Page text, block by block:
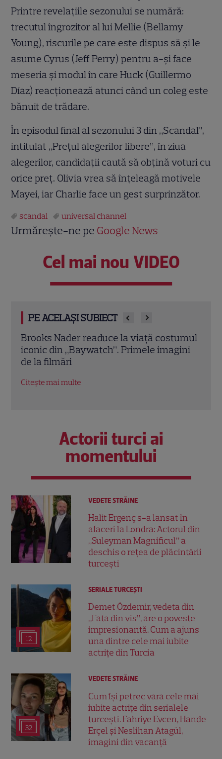
Printre revelaţiile sezonului se numără:
trecutul îngrozitor al lui Mellie (Bellamy
Young), riscurile pe care este dispus să şi le
asume Cyrus (Jeff Perry) pentru a-şi face
meseria şi modul în care Huck (Guillermo
Díaz) reacţionează atunci când un coleg este
bănuit de trădare.
În episodul final al sezonului 3 din „Scandal”,
intitulat „Preţul alegerilor libere”, în ziua
alegerilor, candidaţii caută să obţină voturi cu
orice preţ. Olivia vrea să înţeleagă motivele
Mayei, iar Charlie face un gest surprinzător.
scandal universal channel
Urmărește-ne pe Google News
Cel mai nou VIDEO
PE ACELAȘI SUBIECT
Demet Özdemir, vedeta din „Fata din
vis”, are o poveste impresionantă. Cum a
ajuns una dintre cele mai iubite actrițe
Actorii turci ai
momentului
VEDETE STRĂINE
Halit Ergenç s-a lansat în
afaceri la Londra: Actorul din
„Suleyman Magnificul” a
deschis o rețea de plăcintării
turcești
12
SERIALE TURCEŞTI
Demet Özdemir, vedeta din
„Fata din vis”, are o poveste
impresionantă. Cum a ajuns
una dintre cele mai iubite
actrițe din Turcia
32
VEDETE STRĂINE
Cum își petrec vara cele mai
iubite actrițe din serialele
turcești. Fahriye Evcen, Hande
Erçel și Neslihan Atagül,
imagini din vacanță